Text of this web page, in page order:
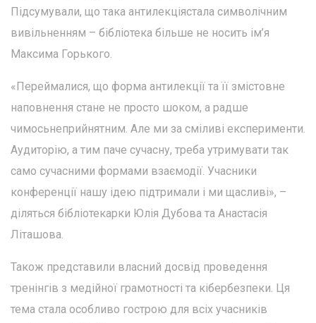
Підсумували, що така антилекціястала символічним
вивільненням – бібліотека більше не носить ім’я
Максима Горького.
«Переймалися, що форма антилекції та її змістовне
наповнення стане не просто шоком, а радше
чимосьнеприйнятним. Але ми за сміливі експерименти.
Аудиторію, а тим паче сучасну, треба утримувати так
само сучасними формами взаємодії. Учасники
конференції нашу ідею підтримали і ми щасливі», –
діляться бібліотекарки Юлія Дубова та Анастасія
Літашова.
Також представили власний досвід проведення
тренінгів з медійної грамотності та кібербезпеки. Ця
тема стала особливо гострою для всіх учасників